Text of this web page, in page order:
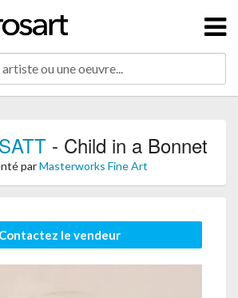
- Child in a Bonnet
parMasterworks Fine Art
Contactez le vendeur